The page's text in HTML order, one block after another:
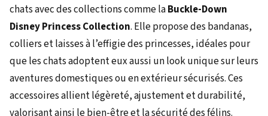
chats avec des collections comme laBuckle-Down
Disney Princess Collection. Elle propose des bandanas,
colliers et laisses à l’effigie des princesses, idéales pour
que les chats adoptent eux aussi un look unique sur leurs
aventures domestiques ou en extérieur sécurisés. Ces
accessoires allient légèreté, ajustement et durabilité,
valorisant ainsi le bien-être et la sécurité des félins.